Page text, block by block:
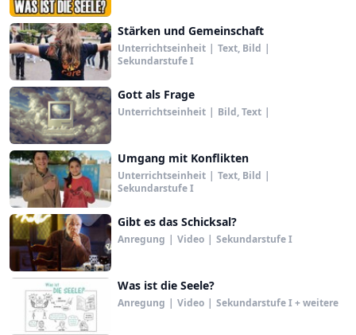
Stärken und Gemeinschaft
Unterrichtseinheit | Text, Bild |
Sekundarstufe I
Gott als Frage
Unterrichtseinheit | Bild, Text |
Umgang mit Konflikten
Unterrichtseinheit | Text, Bild |
Sekundarstufe I
Gibt es das Schicksal?
Anregung | Video | Sekundarstufe I
Was ist die Seele?
Anregung | Video | Sekundarstufe I + weitere